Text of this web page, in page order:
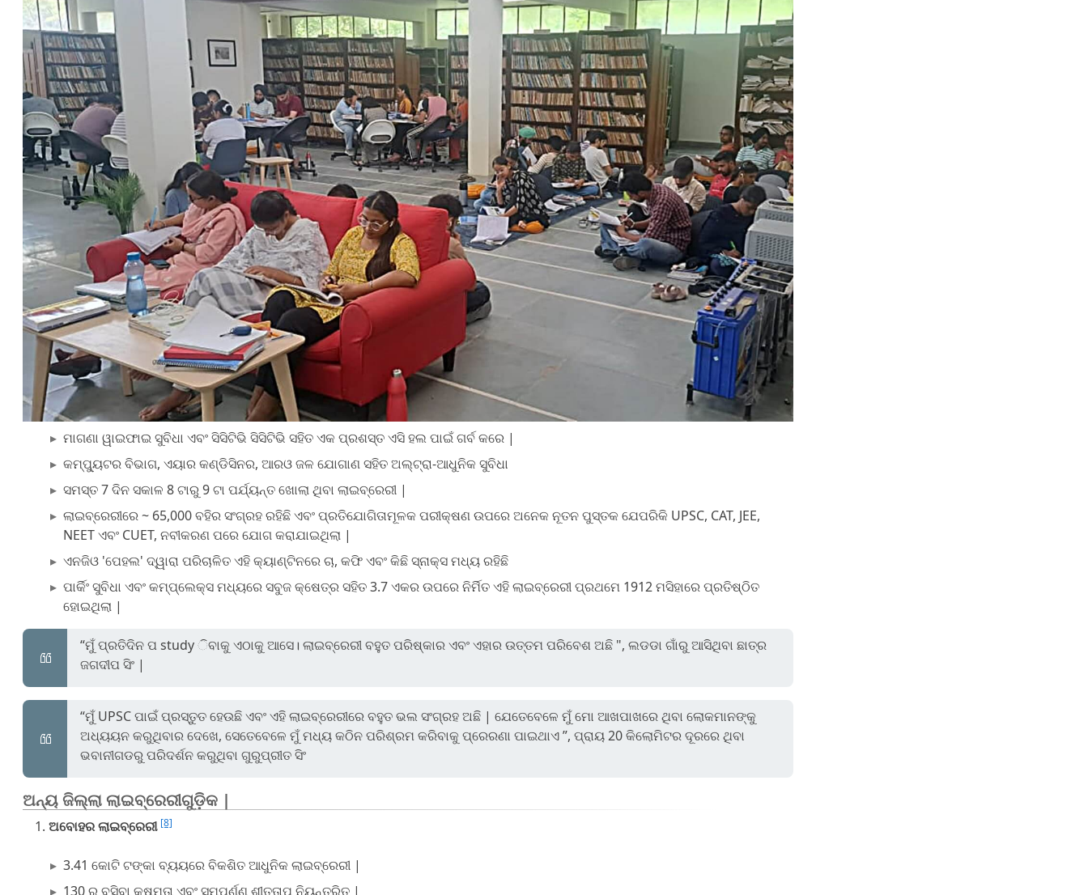
ମାଗଣା ୱାଇଫାଇ ସୁବିଧା ଏବଂ ସିସିଟିଭି ସିସିଟିଭି ସହିତ ଏକ ପ୍ରଶସ୍ତ ଏସି ହଲ ପାଇଁ ଗର୍ବ କରେ |
କମ୍ପ୍ୟୁଟର ବିଭାଗ, ଏୟାର କଣ୍ଡିସିନର, ଆରଓ ଜଳ ଯୋଗାଣ ସହିତ ଅଲ୍ଟ୍ରା-ଆଧୁନିକ ସୁବିଧା
ସମସ୍ତ 7 ଦିନ ସକାଳ 8 ଟାରୁ 9 ଟା ପର୍ଯ୍ୟନ୍ତ ଖୋଲା ଥିବା ଲାଇବ୍ରେରୀ |
ଲାଇବ୍ରେରୀରେ ~ 65,000 ବହିର ସଂଗ୍ରହ ରହିଛି ଏବଂ ପ୍ରତିଯୋଗିତାମୂଳକ ପରୀକ୍ଷଣ ଉପରେ ଅନେକ ନୂତନ ପୁସ୍ତକ ଯେପରିକି UPSC, CAT, JEE,
NEET ଏବଂ CUET, ନବୀକରଣ ପରେ ଯୋଗ କରାଯାଇଥିଲା |
ଏନଜିଓ 'ପେହଲ' ଦ୍ୱାରା ପରିଚାଳିତ ଏହି କ୍ୟାଣ୍ଟିନରେ ଚା, କଫି ଏବଂ କିଛି ସ୍ନାକ୍ସ ମଧ୍ୟ ରହିଛି
ପାର୍କିଂ ସୁବିଧା ଏବଂ କମ୍ପ୍ଲେକ୍ସ ମଧ୍ୟରେ ସବୁଜ କ୍ଷେତ୍ର ସହିତ 3.7 ଏକର ଉପରେ ନିର୍ମିତ ଏହି ଲାଇବ୍ରେରୀ ପ୍ରଥମେ 1912 ମସିହାରେ ପ୍ରତିଷ୍ଠିତ
ହୋଇଥିଲା |
“ମୁଁ ପ୍ରତିଦିନ ପ study ିବାକୁ ଏଠାକୁ ଆସେ। ଲାଇବ୍ରେରୀ ବହୁତ ପରିଷ୍କାର ଏବଂ ଏହାର ଉତ୍ତମ ପରିବେଶ ଅଛି ", ଲଡଡା ଗାଁରୁ ଆସିଥିବା ଛାତ୍ର
ଜଗଦୀପ ସିଂ |
“ମୁଁ UPSC ପାଇଁ ପ୍ରସ୍ତୁତ ହେଉଛି ଏବଂ ଏହି ଲାଇବ୍ରେରୀରେ ବହୁତ ଭଲ ସଂଗ୍ରହ ଅଛି | ଯେତେବେଳେ ମୁଁ ମୋ ଆଖପାଖରେ ଥିବା ଲୋକମାନଙ୍କୁ
ଅଧ୍ୟୟନ କରୁଥିବାର ଦେଖେ, ସେତେବେଳେ ମୁଁ ମଧ୍ୟ କଠିନ ପରିଶ୍ରମ କରିବାକୁ ପ୍ରେରଣା ପାଇଥାଏ ”, ପ୍ରାୟ 20 କିଲୋମିଟର ଦୂରରେ ଥିବା
ଭବାନୀଗଡରୁ ପରିଦର୍ଶନ କରୁଥିବା ଗୁରୁପ୍ରୀତ ସିଂ
ଅନ୍ୟ ଜିଲ୍ଲା ଲାଇବ୍ରେରୀଗୁଡ଼ିକ |
ଅବୋହର ଲାଇବ୍ରେରୀ [8]
3.41 କୋଟି ଟଙ୍କା ବ୍ୟୟରେ ବିକଶିତ ଆଧୁନିକ ଲାଇବ୍ରେରୀ |
130 ର ବସିବା କ୍ଷମତା ଏବଂ ସମ୍ପୂର୍ଣ୍ଣ ଶୀତତାପ ନିୟନ୍ତ୍ରିତ |